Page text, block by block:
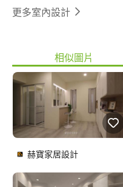
更多室內設計
相似圖片
赫寶家居設計